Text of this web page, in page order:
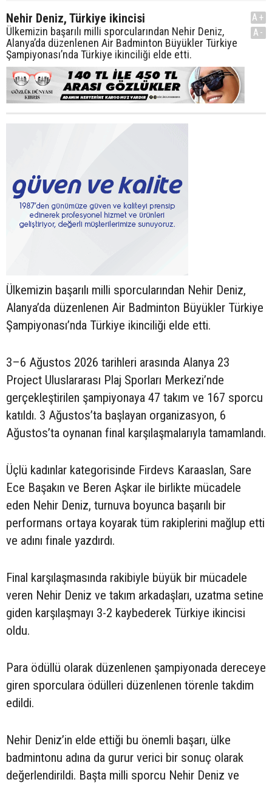
Nehir Deniz, Türkiye ikincisi
Ülkemizin başarılı milli sporcularından Nehir Deniz,
Alanya’da düzenlenen Air Badminton Büyükler Türkiye
Şampiyonası’nda Türkiye ikinciliği elde etti.
A+
A-
Ülkemizin başarılı milli sporcularından Nehir Deniz,
Alanya’da düzenlenen Air Badminton Büyükler Türkiye
Şampiyonası’nda Türkiye ikinciliği elde etti.
3–6 Ağustos 2026 tarihleri arasında Alanya 23
Project Uluslararası Plaj Sporları Merkezi’nde
gerçekleştirilen şampiyonaya 47 takım ve 167 sporcu
katıldı. 3 Ağustos’ta başlayan organizasyon, 6
Ağustos’ta oynanan final karşılaşmalarıyla tamamlandı.
Üçlü kadınlar kategorisinde Firdevs Karaaslan, Sare
Ece Başakın ve Beren Aşkar ile birlikte mücadele
eden Nehir Deniz, turnuva boyunca başarılı bir
performans ortaya koyarak tüm rakiplerini mağlup etti
ve adını finale yazdırdı.
Final karşılaşmasında rakibiyle büyük bir mücadele
veren Nehir Deniz ve takım arkadaşları, uzatma setine
giden karşılaşmayı 3-2 kaybederek Türkiye ikincisi
oldu.
Para ödüllü olarak düzenlenen şampiyonada dereceye
giren sporculara ödülleri düzenlenen törenle takdim
edildi.
Nehir Deniz’in elde ettiği bu önemli başarı, ülke
badmintonu adına da gurur verici bir sonuç olarak
değerlendirildi. Başta milli sporcu Nehir Deniz ve